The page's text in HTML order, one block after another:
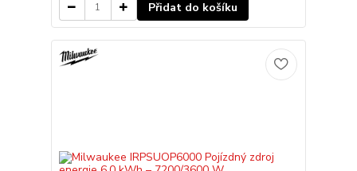
Přidat do košíku